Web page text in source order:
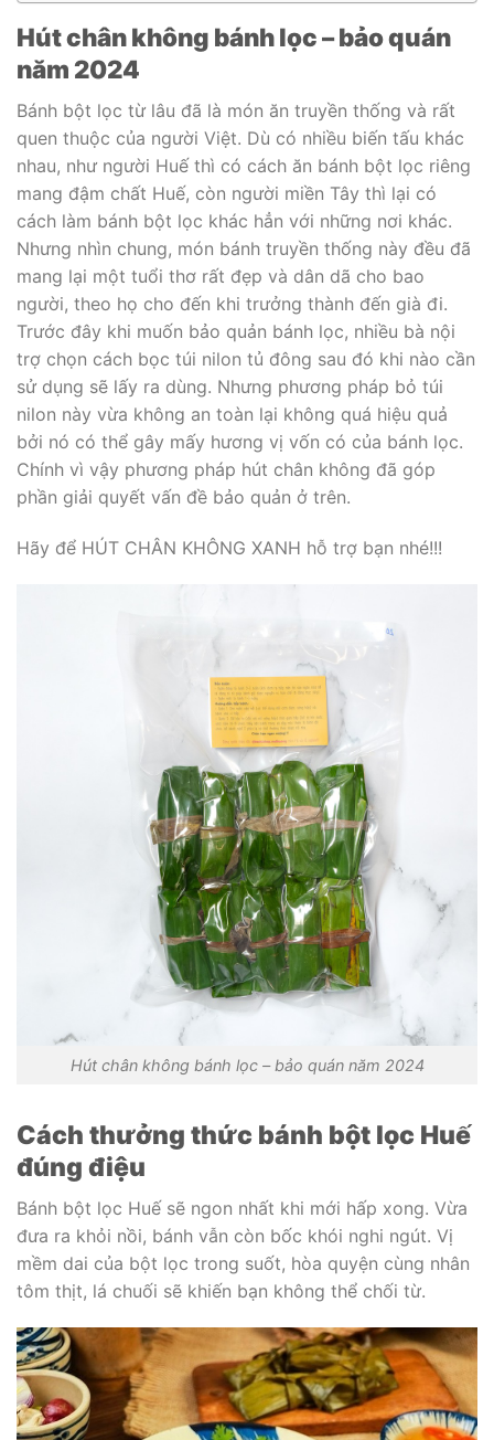
Hút chân không bánh lọc – bảo quán
năm 2024
Bánh bột lọc từ lâu đã là món ăn truyền thống và rất
quen thuộc của người Việt. Dù có nhiều biến tấu khác
nhau, như người Huế thì có cách ăn bánh bột lọc riêng
mang đậm chất Huế, còn người miền Tây thì lại có
cách làm bánh bột lọc khác hẳn với những nơi khác.
Nhưng nhìn chung, món bánh truyền thống này đều đã
mang lại một tuổi thơ rất đẹp và dân dã cho bao
người, theo họ cho đến khi trưởng thành đến già đi.
Trước đây khi muốn bảo quản bánh lọc, nhiều bà nội
trợ chọn cách bọc túi nilon tủ đông sau đó khi nào cần
sử dụng sẽ lấy ra dùng. Nhưng phương pháp bỏ túi
nilon này vừa không an toàn lại không quá hiệu quả
bởi nó có thể gây mấy hương vị vốn có của bánh lọc.
Chính vì vậy phương pháp hút chân không đã góp
phần giải quyết vấn đề bảo quản ở trên.
Hãy để HÚT CHÂN KHÔNG XANH hỗ trợ bạn nhé!!!
Hút chân không bánh lọc – bảo quán năm 2024
Cách thưởng thức bánh bột lọc Huế
đúng điệu
Bánh bột lọc Huế sẽ ngon nhất khi mới hấp xong. Vừa
đưa ra khỏi nồi, bánh vẫn còn bốc khói nghi ngút. Vị
mềm dai của bột lọc trong suốt, hòa quyện cùng nhân
tôm thịt, lá chuối sẽ khiến bạn không thể chối từ.